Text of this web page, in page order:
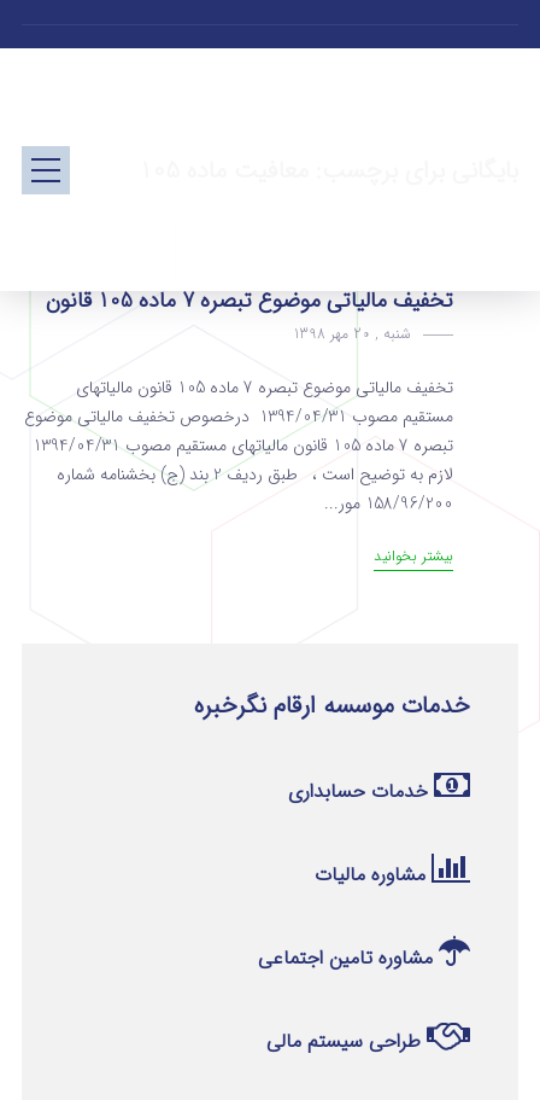
تخفیف مالیاتی موضوع تبصره 7 ماده 105 قانون
شنبه , 20 مهر 1398
تخفیف مالیاتی موضوع تبصره 7 ماده 105 قانون مالیاتهای
مستقیم مصوب 1394/04/31 درخصوص تخفیف مالیاتی موضوع
لازم به توضیح است ، طبق ردیف 2 بند (ج) بخشنامه شماره
158/96/200 مور...
بیشتر بخوانید
خدمات موسسه ارقام نگرخبره
خدمات حسابداری
مشاوره مالیات
مشاوره تامین اجتماعی
طراحی سیستم مالی